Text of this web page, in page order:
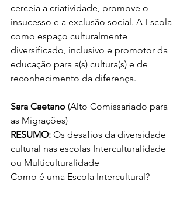
cerceia a criatividade, promove o
insucesso e a exclusão social. A Escola
como espaço culturalmente
diversificado, inclusivo e promotor da
educação para a(s) cultura(s) e de
reconhecimento da diferença.
Sara Caetano (Alto Comissariado para
as Migrações)
RESUMO: Os desafios da diversidade
cultural nas escolas Interculturalidade
ou Multiculturalidade
Como é uma Escola Intercultural?